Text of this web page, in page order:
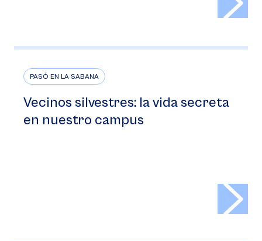
PASÓ EN LA SABANA
Vecinos silvestres: la vida secreta
en nuestro campus